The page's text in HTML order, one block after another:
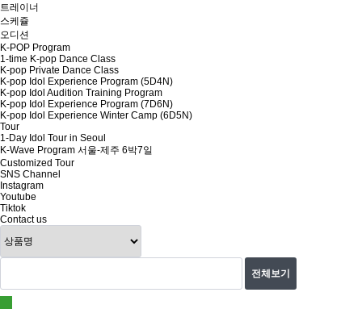
트레이너
스케쥴
오디션
K-POP Program
1-time K-pop Dance Class
K-pop Private Dance Class
K-pop Idol Experience Program (5D4N)
K-pop Idol Audition Training Program
K-pop Idol Experience Program (7D6N)
K-pop Idol Experience Winter Camp (6D5N)
Tour
1-Day Idol Tour in Seoul
K-Wave Program 서울-제주 6박7일
Customized Tour
SNS Channel
Instagram
Youtube
Tiktok
Contact us
전체보기